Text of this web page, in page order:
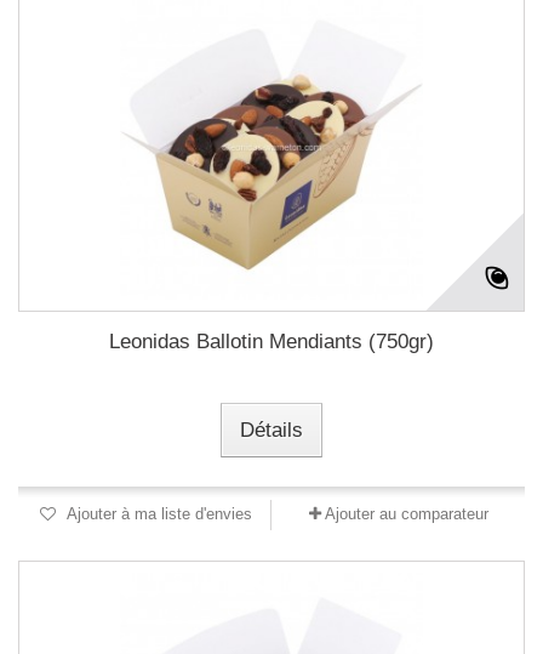
Leonidas Ballotin Mendiants (750gr)
Détails
Ajouter à ma liste d'envies Ajouter au comparateur